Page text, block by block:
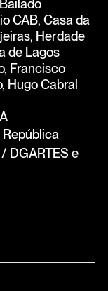
CAB, Casa da
Herdade
de Lagos
Francisco
Hugo Cabral
DGARTES e